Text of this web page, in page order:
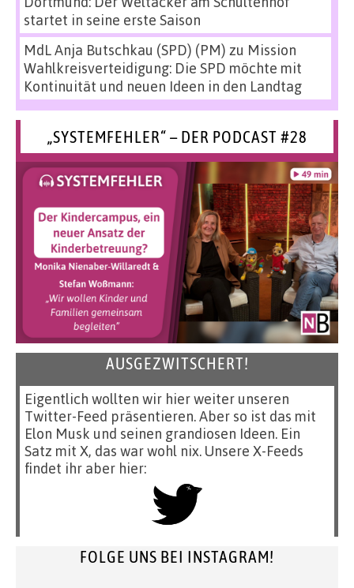
startet in seine erste Saison
MdL Anja Butschkau (SPD) (PM) zu Mission
Wahlkreisverteidigung: Die SPD möchte mit
Kontinuität und neuen Ideen in den Landtag
„SYSTEMFEHLER“ – DER PODCAST #28
AUSGEZWITSCHERT!
Eigentlich wollten wir hier weiter unseren
Twitter-Feed präsentieren. Aber so ist das mit
Elon Musk und seinen grandiosen Ideen. Ein
Satz mit X, das war wohl nix. Unsere X-Feeds
findet ihr aber hier:
FOLGE UNS BEI INSTAGRAM!